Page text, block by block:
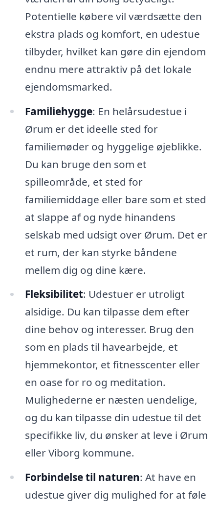
Potentielle købere vil værdsætte den
ekstra plads og komfort, en udestue
tilbyder, hvilket kan gøre din ejendom
endnu mere attraktiv på det lokale
ejendomsmarked.
Familiehygge: En helårsudestue i
Ørum er det ideelle sted for
familiemøder og hyggelige øjeblikke.
Du kan bruge den som et
spilleområde, et sted for
familiemiddage eller bare som et sted
at slappe af og nyde hinandens
selskab med udsigt over Ørum. Det er
et rum, der kan styrke båndene
mellem dig og dine kære.
Fleksibilitet: Udestuer er utroligt
alsidige. Du kan tilpasse dem efter
dine behov og interesser. Brug den
som en plads til havearbejde, et
hjemmekontor, et fitnesscenter eller
en oase for ro og meditation.
Mulighederne er næsten uendelige,
og du kan tilpasse din udestue til det
specifikke liv, du ønsker at leve i Ørum
eller Viborg kommune.
Forbindelse til naturen: At have en
udestue giver dig mulighed for at føle